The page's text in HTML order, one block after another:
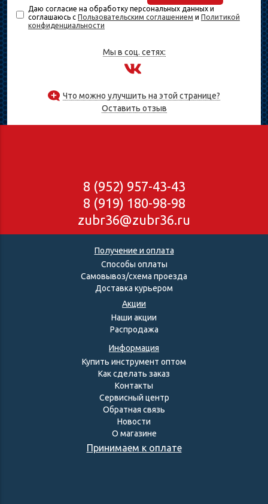
Даю согласие на обработку персональных данных и
соглашаюсь с Пользовательским соглашением и Политикой
конфиденциальности
Мы в соц. сетях:
Что можно улучшить на этой странице?
Оставить отзыв
8 (952) 957-43-43
8 (919) 180-98-98
zubr36@zubr36.ru
Получение и оплата
Способы оплаты
Самовывоз/схема проезда
Доставка курьером
Акции
Наши акции
Распродажа
Информация
Купить инструмент оптом
Как сделать заказ
Контакты
Сервисный центр
Обратная связь
Новости
О магазине
Принимаем к оплате